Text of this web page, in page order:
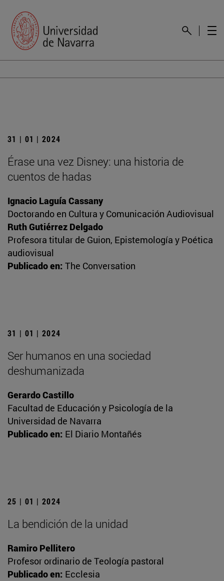
31 | 01 | 2024
Érase una vez Disney: una historia de
cuentos de hadas
Ignacio Laguía Cassany
Doctorando en Cultura y Comunicación Audiovisual
Ruth Gutiérrez Delgado
Profesora titular de Guion, Epistemología y Poética
audiovisual
Publicado en: The Conversation
31 | 01 | 2024
Ser humanos en una sociedad
deshumanizada
Gerardo Castillo
Facultad de Educación y Psicología de la
Universidad de Navarra
Publicado en: El Diario Montañés
25 | 01 | 2024
La bendición de la unidad
Ramiro Pellitero
Profesor ordinario de Teología pastoral
Publicado en: Ecclesia